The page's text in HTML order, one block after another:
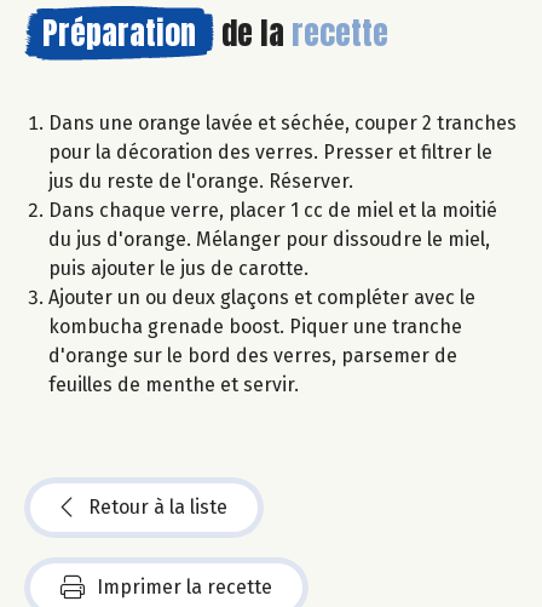
Préparation de la recette
Dans une orange lavée et séchée, couper 2 tranches
pour la décoration des verres. Presser et filtrer le
jus du reste de l'orange. Réserver.
Dans chaque verre, placer 1 cc de miel et la moitié
du jus d'orange. Mélanger pour dissoudre le miel,
puis ajouter le jus de carotte.
Ajouter un ou deux glaçons et compléter avec le
kombucha grenade boost. Piquer une tranche
d'orange sur le bord des verres, parsemer de
feuilles de menthe et servir.
Retour à la liste
Imprimer la recette